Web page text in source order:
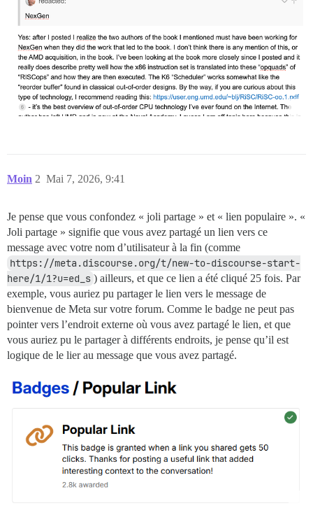
Moin Mai 7, 2026, 9:41
2
Je pense que vous confondez « joli partage » et « lien populaire ». «
Joli partage » signifie que vous avez partagé un lien vers ce
message avec votre nom d’utilisateur à la fin (comme
https://meta.discourse.org/t/new-to-discourse-start-
here/1/1?u=ed_s ) ailleurs, et que ce lien a été cliqué 25 fois. Par
exemple, vous auriez pu partager le lien vers le message de
bienvenue de Meta sur votre forum. Comme le badge ne peut pas
pointer vers l’endroit externe où vous avez partagé le lien, et que
vous auriez pu le partager à différents endroits, je pense qu’il est
logique de le lier au message que vous avez partagé.